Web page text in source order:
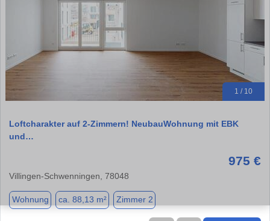
1 / 10
Loftcharakter auf 2-Zimmern! NeubauWohnung mit EBK
und…
975 €
Villingen-Schwenningen, 78048
Wohnung ca. 88,13 m² Zimmer 2